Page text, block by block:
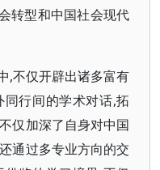
转型和中国社会现代
,不仅开辟出诸多富有
行间的学术对话,拓
仅加深了自身对中国
通过多专业方向的交